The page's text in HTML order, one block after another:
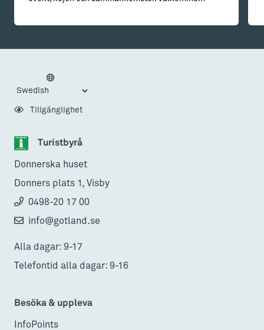
Turistbyrå
Donnerska huset
Donners plats 1, Visby
0498-20 17 00
info@gotland.se
Alla dagar: 9-17
Telefontid alla dagar: 9-16
Besöka & uppleva
InfoPoints
Tillgänglighet